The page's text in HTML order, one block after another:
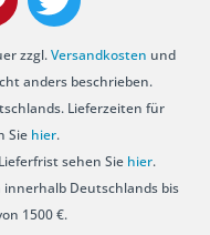
zzgl.Versandkosten und
anders beschrieben.
Lieferzeiten für
Sie hier.
sehen Sie hier.
Deutschlands bis
1500 €.